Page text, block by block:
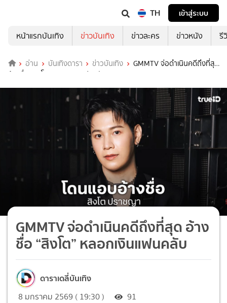
TH
เข้าสู่ระบบ
หน้าแรกบันเทิง
ข่าวบันเทิง ข่าวละคร ข่าวหนัง รี
อ่าน บันเทิงดารา ข่าวบันเทิง
GMMTV จ่อดำเนินคดีถึงที่สุด
อ้างชื่อ “สิงโต” หลอกเงินแฟนคลับ
GMMTV จ่อดำเนินคดีถึงที่สุด อ้าง
ชื่อ “สิงโต” หลอกเงินแฟนคลับ
ดาราเดลี่บันเทิง
8 มกราคม 2569 ( 19:30 ) 91